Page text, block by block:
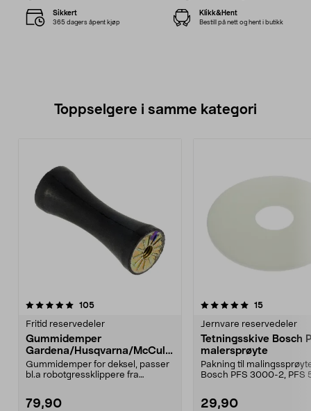
Sikkert
365 dagers åpent kjøp
Klikk&Hent
Bestill på nett og hent i butikk
Toppselgere i samme kategori
105anmeldelser
Fritid reservedeler
Gummidemper
Gardena/Husqvarna/McCullo
ch/Flymo
Gummidemper for deksel, passer
bl.a robotgressklippere fra
79,90
5.0 av 5 stjerner 15anmeldelser
Jernvare reservedeler
Tetningsskive Bosch
malersprøyte
Pakning til
Bosch PFS 3000-2, PFS
29,90
4.5 av 5 stjerner